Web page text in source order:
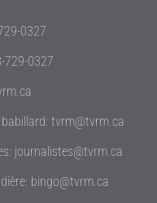
0327
729-0327
tvrm@tvrm.ca
journalistes@tvrm.ca
bingo@tvrm.ca